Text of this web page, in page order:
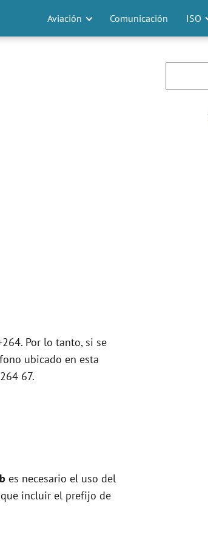
Aviación Comunicación ISO
Por lo tanto, si se
ubicado en esta
67.
es necesario el uso del
incluir el prefijo de